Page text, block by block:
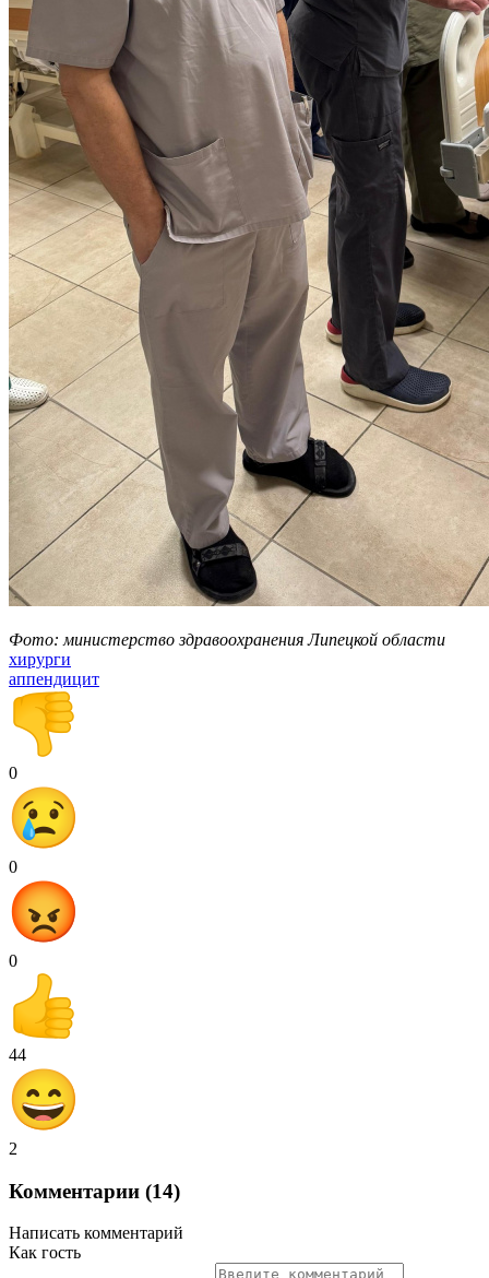
Фото: министерство здравоохранения Липецкой области
хирурги
аппендицит
0
0
0
44
2
Комментарии (14)
Написать комментарий
Как гость